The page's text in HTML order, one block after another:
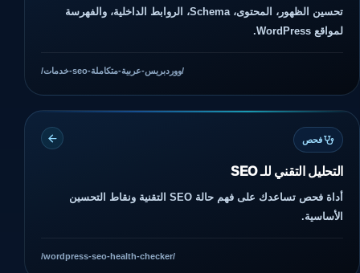
تحسين الظهور، المحتوى، Schema، الروابط الداخلية، والفهرسة
لمواقع WordPress.
/خدمات-seo-ووردبريس-عربية-متكاملة/
فحص
التحليل التقني للـ SEO
أداة فحص تساعدك على فهم حالة SEO التقنية ونقاط التحسين
الأساسية.
/wordpress-seo-health-checker/